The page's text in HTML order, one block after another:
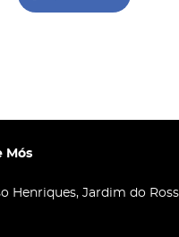
Mós
Henriques, Jardim do